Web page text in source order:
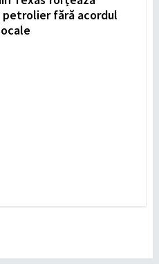
fără acordul